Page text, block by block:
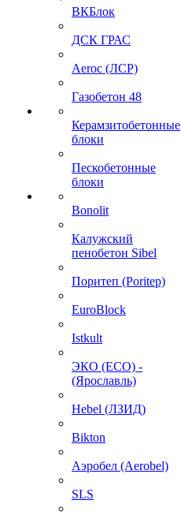
ВКБлок
ДСК ГРАС
Aeroc (ЛСР)
Газобетон 48
Керамзитобетонные
блоки
Пескобетонные
блоки
Bonolit
Калужский
пенобетон Sibel
Поритеп (Poritep)
EuroBlock
Istkult
ЭКО (ECO) -
(Ярославль)
Hebel (ЛЗИД)
Bikton
Аэробел (Aerobel)
SLS